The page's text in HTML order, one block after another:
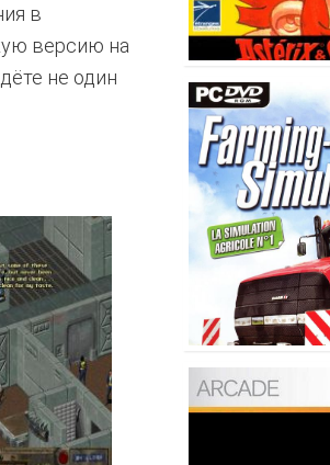
в
версию на
не один